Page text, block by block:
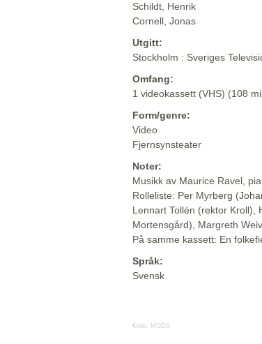
Schildt, Henrik
Cornell, Jonas
Utgitt:
Stockholm : Sveriges
Omfang:
1 videokassett (VHS) (108
Form/genre:
Video
Fjernsynsteater
Noter:
Musikk av Maurice Ravel,
Rolleliste: Per Myrberg
Lennart Tollén (rektor Kroll),
Mortensgård), Margreth
På samme kassett: En
Språk:
Svensk
Kilde: MODS